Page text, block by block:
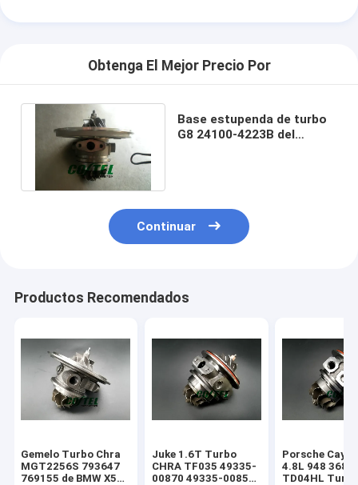
Obtenga El Mejor Precio Por
Base estupenda de turbo
G8 24100-4223B del
Continuar
Productos Recomendados
Gemelo Turbo Chra
MGT2256S 793647
769155 de BMW X5
Juke 1.6T Turbo
CHRA TF035 49335-
00870 49335-00850
Porsche
4.8L 948
TD04HL